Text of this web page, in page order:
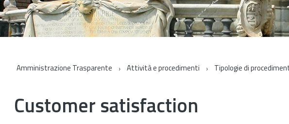
Amministrazione Trasparente Attività e procedimenti Tipologie di
Customer satisfaction